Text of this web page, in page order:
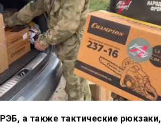
а также тактические рюкзаки,